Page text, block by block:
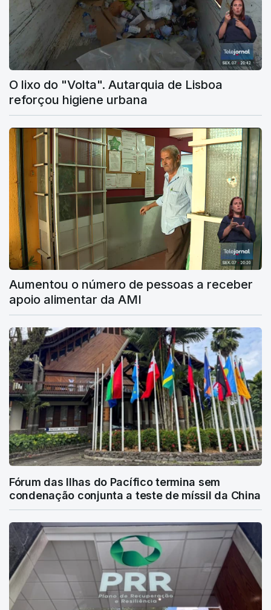
O lixo do "Volta". Autarquia de Lisboa
reforçou higiene urbana
Aumentou o número de pessoas a receber
apoio alimentar da AMI
Fórum das Ilhas do Pacífico termina sem
condenação conjunta a teste de míssil da China